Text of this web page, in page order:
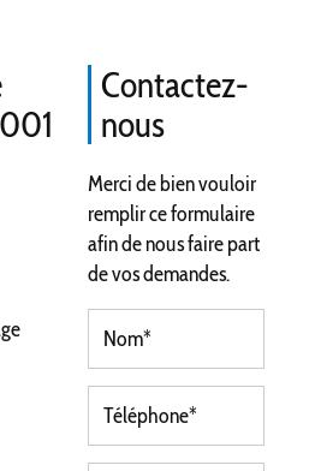
Contactez-
nous
Merci de bien vouloir
remplir ce formulaire
afin de nous faire part
de vos demandes.